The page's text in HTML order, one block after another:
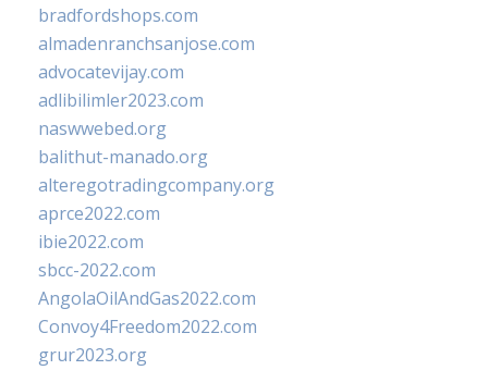
bradfordshops.com
almadenranchsanjose.com
advocatevijay.com
adlibilimler2023.com
naswwebed.org
balithut-manado.org
alteregotradingcompany.org
aprce2022.com
ibie2022.com
sbcc-2022.com
AngolaOilAndGas2022.com
Convoy4Freedom2022.com
grur2023.org